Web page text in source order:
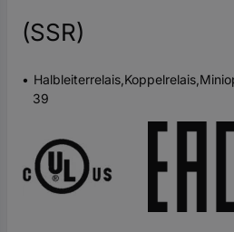
(SSR)
39